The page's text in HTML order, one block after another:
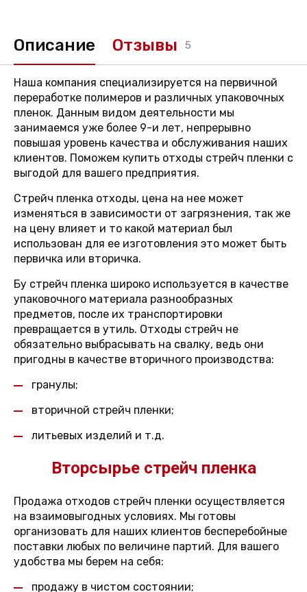
Описание Отзывы 5
Наша компания специализируется на первичной
переработке полимеров и различных упаковочных
пленок. Данным видом деятельности мы
занимаемся уже более 9-и лет, непрерывно
повышая уровень качества и обслуживания наших
клиентов. Поможем купить отходы стрейч пленки с
выгодой для вашего предприятия.
Стрейч пленка отходы, цена на нее может
изменяться в зависимости от загрязнения, так же
на цену влияет и то какой материал был
использован для ее изготовления это может быть
первичка или вторичка.
Бу стрейч пленка широко используется в качестве
упаковочного материала разнообразных
предметов, после их транспортировки
превращается в утиль. Отходы стрейч не
обязательно выбрасывать на свалку, ведь они
пригодны в качестве вторичного производства:
гранулы;
вторичной стрейч пленки;
литьевых изделий и т.д.
Вторсырье стрейч пленка
Продажа отходов стрейч пленки осуществляется
на взаимовыгодных условиях. Мы готовы
организовать для наших клиентов бесперебойные
поставки любых по величине партий. Для вашего
удобства мы берем на себя:
продажу в чистом состоянии;